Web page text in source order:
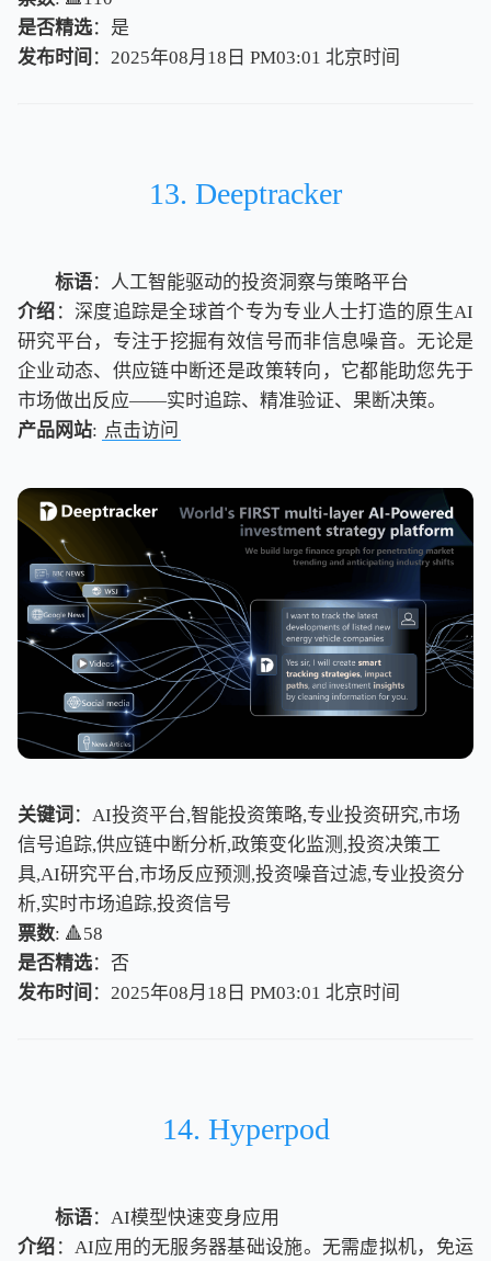
是否精选：是
发布时间 ：2025年08月18日 PM03:01 北京时间
北京时间
13. Deeptracker
标语：人工智能驱动的投资洞察与策略平台
介绍 ：深度追踪是全球首个专为专业人士打造的原生AI
研究平台，专注于挖掘有效信号而非信息噪音。无论是
企业动态、供应链中断还是政策转向，它都能助您先于
市场做出反应——实时追踪、精准验证、果断决策。
产品网站: 点击访问
关键词 ：AI投资平台,智能投资策略,专业投资研究,市场
信号追踪,供应链中断分析,政策变化监测,投资决策工
具,AI研究平台,市场反应预测,投资噪音过滤,专业投资分
析,实时市场追踪,投资信号
票数: 🔺58
是否精选：否
发布时间 ：2025年08月18日 PM03:01 北京时间
北京时间
14. Hyperpod
标语：AI模型快速变身应用
介绍 ：AI应用的无服务器基础设施。无需虚拟机，免运